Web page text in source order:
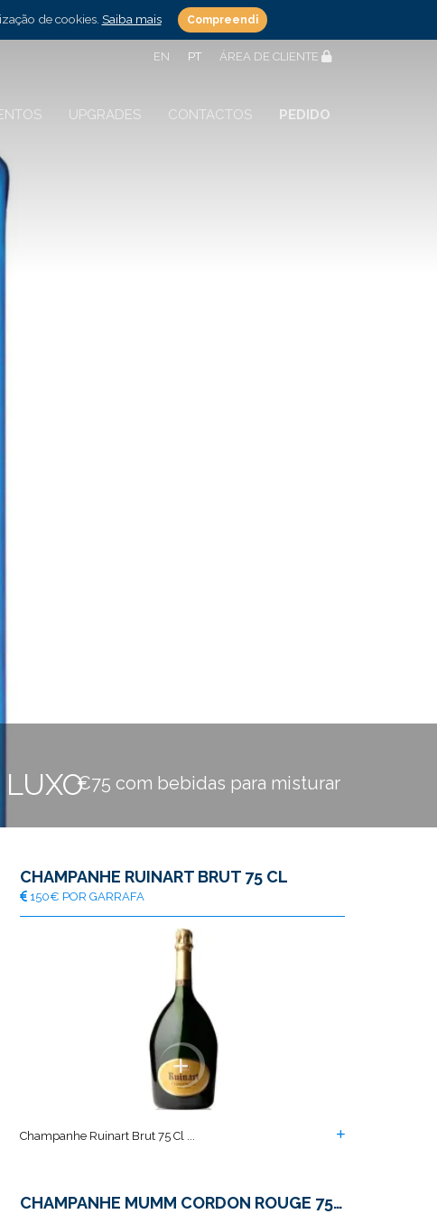
de cookies. Saiba mais Compreendi
EN PT ÁREA DE CLIENTE
UPGRADES CONTACTOS PEDIDO
LUXO€75 com bebidas para misturar
CHAMPANHE RUINART BRUT 75 CL
150€ POR GARRAFA
Champanhe Ruinart Brut 75 Cl ...
CHAMPANHE MUMM CORDON ROUGE 75CL